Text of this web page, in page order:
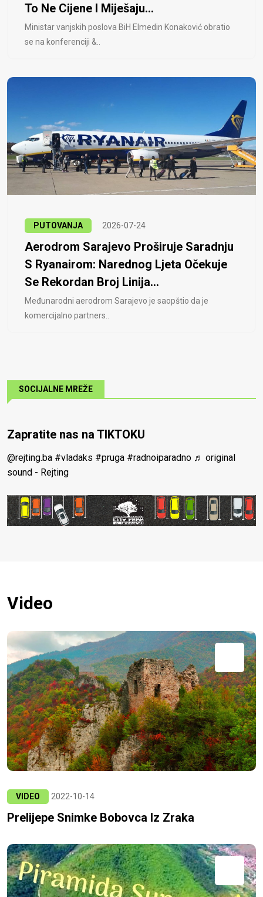
To Ne Cijene I Miješaju...
Ministar vanjskih poslova BiH Elmedin Konaković obratio
se na konferenciji &..
PUTOVANJA 2026-07-24
Aerodrom Sarajevo Proširuje Saradnju
S Ryanairom: Narednog Ljeta Očekuje
Se Rekordan Broj Linija...
Međunarodni aerodrom Sarajevo je saopštio da je
komercijalno partners..
SOCIJALNE MREŽE
Zapratite nas na TIKTOKU
@rejting.ba #vladaks #pruga #radnoiparadno ♬ original
sound - Rejting
Video
VIDEO 2022-10-14
Prelijepe Snimke Bobovca Iz Zraka